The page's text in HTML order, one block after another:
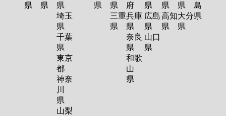
県 県 県
埼玉
県
千葉
県
東京
都
神奈
川
県
山梨
県 県
三重
県
府
兵庫
県
奈良
県
和歌
山
県
県
広島
県
山口
県
県
高知
県
県
大分
県
島
県